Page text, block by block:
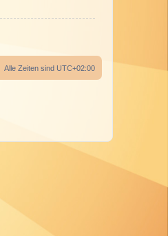
Alle Zeiten sind UTC+02:00